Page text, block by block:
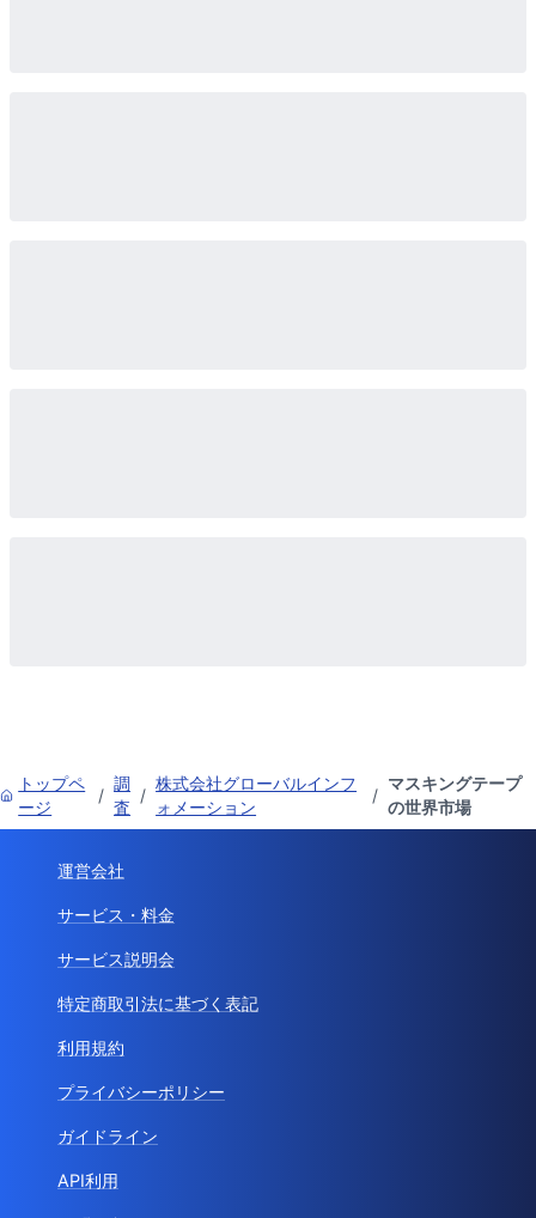
トップペ
ージ
/
調
査
/
株式会社グローバルインフ
ォメーション
/
マスキングテープ
の世界市場
運営会社
サービス・料金
サービス説明会
特定商取引法に基づく表記
利用規約
プライバシーポリシー
ガイドライン
API利用